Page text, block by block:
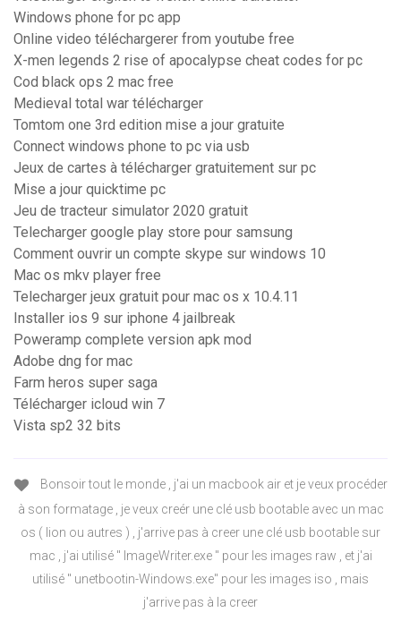
Windows phone for pc app
Online video téléchargerer from youtube free
X-men legends 2 rise of apocalypse cheat codes for pc
Cod black ops 2 mac free
Medieval total war télécharger
Tomtom one 3rd edition mise a jour gratuite
Connect windows phone to pc via usb
Jeux de cartes à télécharger gratuitement sur pc
Mise a jour quicktime pc
Jeu de tracteur simulator 2020 gratuit
Telecharger google play store pour samsung
Comment ouvrir un compte skype sur windows 10
Mac os mkv player free
Telecharger jeux gratuit pour mac os x 10.4.11
Installer ios 9 sur iphone 4 jailbreak
Poweramp complete version apk mod
Adobe dng for mac
Farm heros super saga
Télécharger icloud win 7
Vista sp2 32 bits
Bonsoir tout le monde , j'ai un macbook air et je veux procéder
à son formatage , je veux creér une clé usb bootable avec un mac
os ( lion ou autres ) , j'arrive pas à creer une clé usb bootable sur
mac , j'ai utilisé " ImageWriter.exe " pour les images raw , et j'ai
utilisé " unetbootin-Windows.exe" pour les images iso , mais
j'arrive pas à la creer